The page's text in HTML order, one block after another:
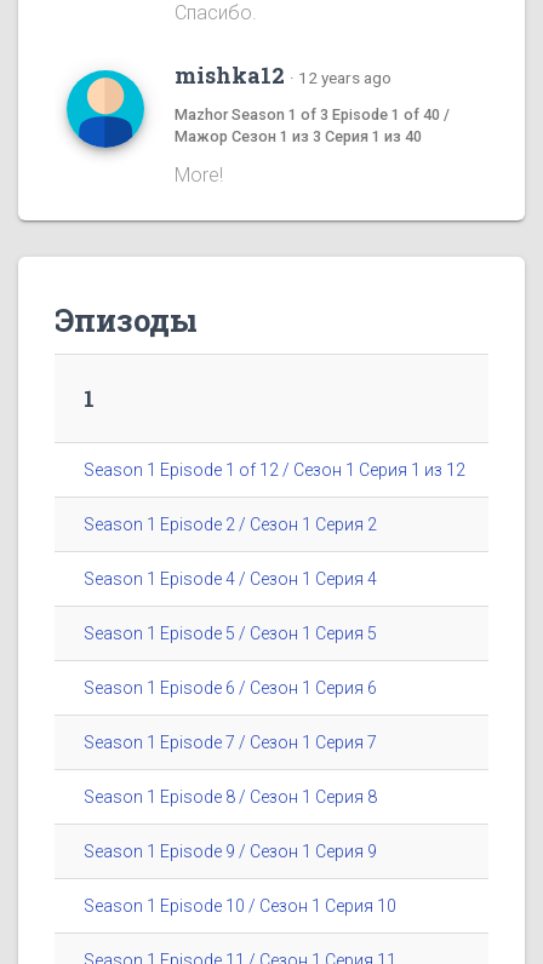
Спасибо.
mishka12 · 12 years ago
Mazhor Season 1 of 3 Episode 1 of 40 /
Мажор Сезон 1 из 3 Серия 1 из 40
More!
Эпизоды
1
Season 1 Episode 1 of 12 / Сезон 1 Серия 1 из 12
Season 1 Episode 2 / Сезон 1 Серия 2
Season 1 Episode 4 / Сезон 1 Серия 4
Season 1 Episode 5 / Сезон 1 Серия 5
Season 1 Episode 6 / Сезон 1 Серия 6
Season 1 Episode 7 / Сезон 1 Серия 7
Season 1 Episode 8 / Сезон 1 Серия 8
Season 1 Episode 9 / Сезон 1 Серия 9
Season 1 Episode 10 / Сезон 1 Серия 10